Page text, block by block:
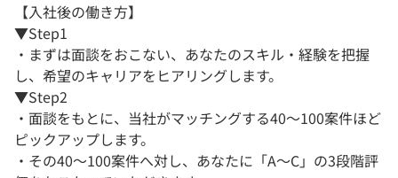
【入社後の働き方】
▼Step1
・まずは面談をおこない、あなたのスキル・経験を把握
し、希望のキャリアをヒアリングします。
▼Step2
・面談をもとに、当社がマッチングする40～100案件ほど
ピックアップします。
・その40～100案件へ対し、あなたに「A～C」の3段階評